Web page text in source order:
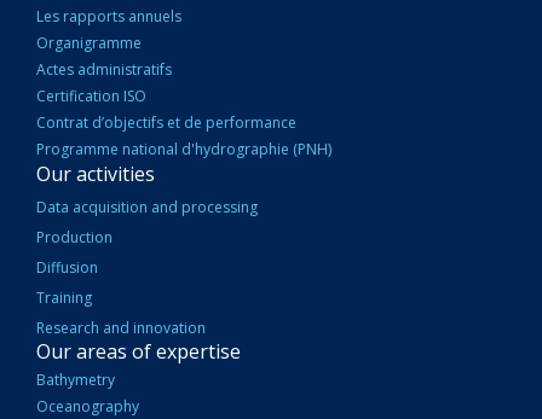
Les rapports annuels
Organigramme
Actes administratifs
Certification ISO
Contrat d’objectifs et de performance
Programme national d'hydrographie (PNH)
Our activities
Data acquisition and processing
Production
Diffusion
Training
Research and innovation
Our areas of expertise
Bathymetry
Oceanography